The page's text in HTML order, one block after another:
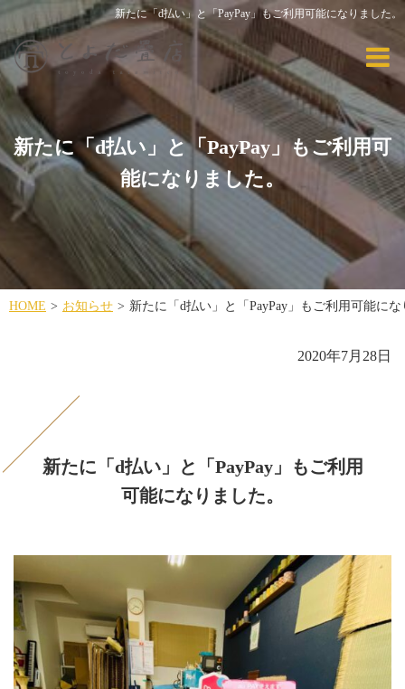
新たに「d払い」と「PayPay」もご利用可能になりました。
新たに「d払い」と「PayPay」もご利用可
能になりました。
HOME お知らせ 新たに「d払い」と「PayPay」もご利用可能に
2020年7月28日
新たに「d払い」と「PayPay」もご利用
可能になりました。